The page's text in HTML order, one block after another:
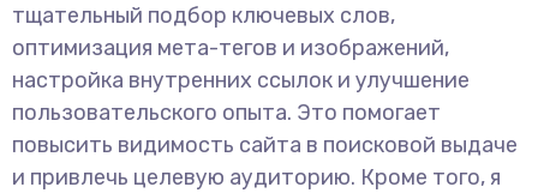
тщательный подбор ключевых слов,
оптимизация мета-тегов и изображений,
настройка внутренних ссылок и улучшение
пользовательского опыта. Это помогает
повысить видимость сайта в поисковой выдаче
и привлечь целевую аудиторию. Кроме того, я